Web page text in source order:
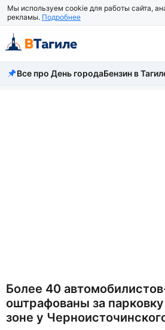
Мы используем cookie для работы сайта,
рекламы. Подробнее
Все новости
Все про День городаБензин в
Более 40
оштрафованы за
зоне у